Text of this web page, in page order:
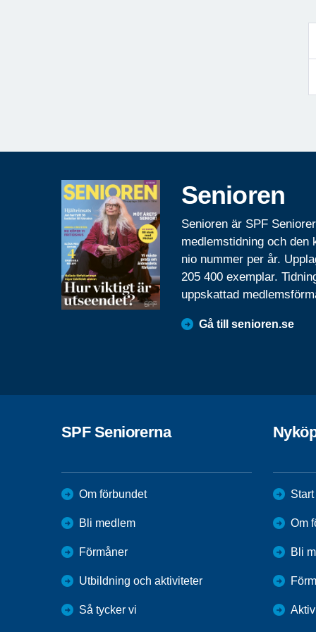
Senioren
Senioren är SPF
medlemstidning och den
nio nummer per år.
205 400 exemplar.
uppskattad
Gå till senioren.se
SPF Seniorerna
Om förbundet
Bli medlem
Förmåner
Utbildning och aktiviteter
Så tycker vi
Start
Om
Bli